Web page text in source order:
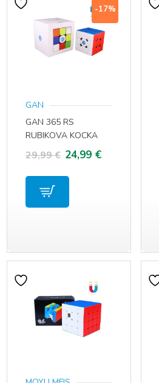
-17%
GAN
GAN 365 RS
RUBIKOVA KOCKA
3×3
29,99€ Izvorna
cijena
24,99 €Trenutna